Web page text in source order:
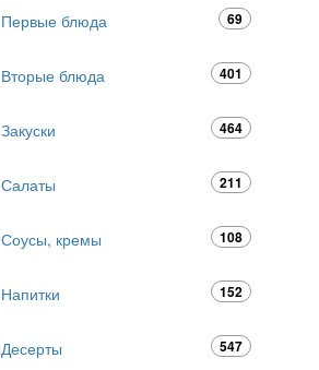
Первые блюда 69
Вторые блюда 401
Закуски 464
Салаты 211
Соусы, кремы 108
Напитки 152
Десерты 547